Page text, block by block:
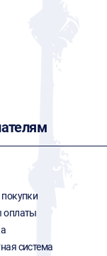
оплаты
система